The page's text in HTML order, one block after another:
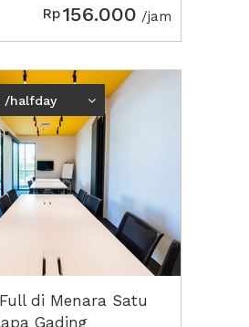
Rp156.000 /jam
/halfday
di Menara Satu
Gading